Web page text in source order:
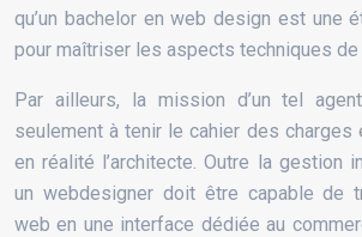
qu’un bachelor en web design est une
pour maîtriser les aspects techniques de
Par ailleurs, la mission d’un tel
seulement à tenir le cahier des charges
en réalité l’architecte. Outre la gestion
un webdesigner doit être capable de
web en une interface dédiée au